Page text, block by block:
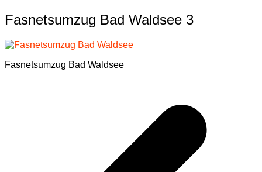
Fasnetsumzug Bad Waldsee 3
Fasnetsumzug Bad Waldsee